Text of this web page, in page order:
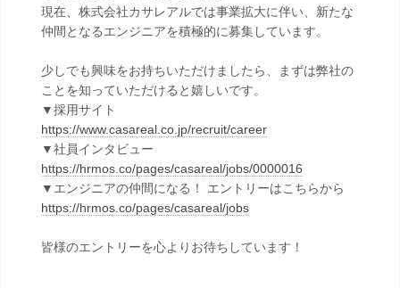
現在、株式会社カサレアルでは事業拡大に伴い、新たな
仲間となるエンジニアを積極的に募集しています。
少しでも興味をお持ちいただけましたら、まずは弊社の
ことを知っていただけると嬉しいです。
▼採用サイト
https://www.casareal.co.jp/recruit/career
▼社員インタビュー
https://hrmos.co/pages/casareal/jobs/0000016
▼エンジニアの仲間になる！ エントリーはこちらから
https://hrmos.co/pages/casareal/jobs
皆様のエントリーを心よりお待ちしています！